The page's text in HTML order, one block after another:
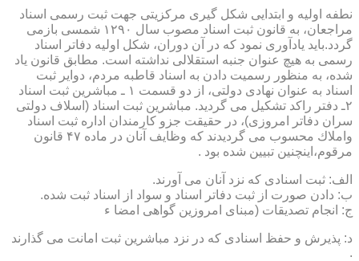
نطفه اولیه و ابتدایی شكل گیری مركزیتی جهت ثبت رسمی اسناد
مراجعان، به قانون ثبت اسناد مصوب سال ۱۲۹۰ شمسی بازمی
گردد.باید یادآوری نمود كه در آن دوران، شكل اولیه دفاتر اسناد
رسمی به هیچ عنوان جنبه استقلالی نداشته است. مطابق قانون یاد
شده، به منظور رسمیت دادن به اسناد قاطبه مردم، دوایر ثبت
اسناد به عنوان نهادی دولتی، از دو قسمت ۱ ـ مباشرین ثبت اسناد
۲ـ دفتر راكد تشكیل می گردید. مباشرین ثبت اسناد (اسلاف دولتی
سران دفاتر امروزی)، در حقیقت جزو كارمندان اداره ثبت اسناد
واملاك محسوب می گردیدند كه وظایف آنان در ماده ۴۷ قانون
مرقوم،اینچنین تبیین شده بود .
الف: ثبت اسنادی كه نزد آنان می آورند.
ب: دادن صورت از ثبت دفاتر اسناد و سواد از اسناد ثبت شده.
ج: انجام تصدیقات (مبنای امروزین گواهی امضا ء
د: پذیرش و حفظ اسنادی كه در نزد مباشرین ثبت امانت می گذارند
.